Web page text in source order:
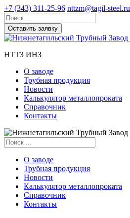
+7 (343) 311-25-96 nttzm@tagil-steel.ru
Оставить заявку
НТТЗ ИНЗ
О заводе
Трубная продукция
Новости
Калькулятор металлопроката
Справочник
Контакты
О заводе
Трубная продукция
Новости
Калькулятор металлопроката
Справочник
Контакты